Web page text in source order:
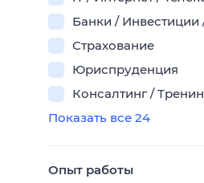
Банки /
Страхование
Юриспруденция
Консалтинг /
Показать все 24
Опыт работы